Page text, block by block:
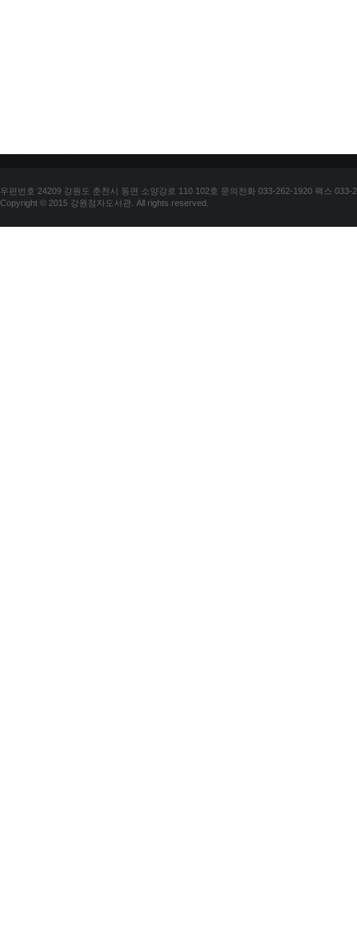
우편번호 24209 강원도 춘천시 동면 소양강로 110 102호 문의전화 033-262-1920 팩스 033-
Copyright © 2015 강원점자도서관. All rights reserved.